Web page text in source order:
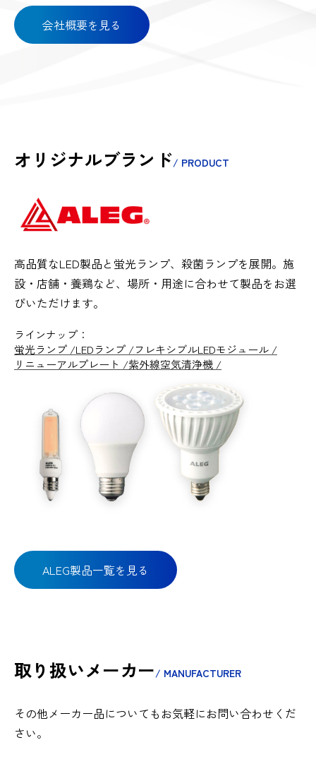
会社概要を見る
オリジナルブランド/ PRODUCT
高品質なLED製品と蛍光ランプ、殺菌ランプを展開。施
設・店舗・養鶏など、場所・用途に合わせて製品をお選
びいただけます。
ラインナップ：
蛍光ランプ
LEDランプ
フレキシブルLEDモジュール
リニューアルプレート
紫外線空気清浄機
ALEG製品一覧を見る
取り扱いメーカー/ MANUFACTURER
その他メーカー品についてもお気軽にお問い合わせくだ
さい。